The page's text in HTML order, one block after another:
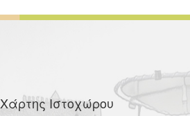
Χάρτης Ιστοχώρου